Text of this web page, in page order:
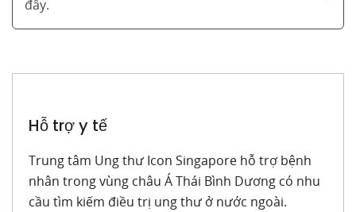
đây.
Hỗ trợ y tế
Trung tâm Ung thư Icon Singapore hỗ trợ bệnh
nhân trong vùng châu Á Thái Bình Dương có nhu
cầu tìm kiếm điều trị ung thư ở nước ngoài.